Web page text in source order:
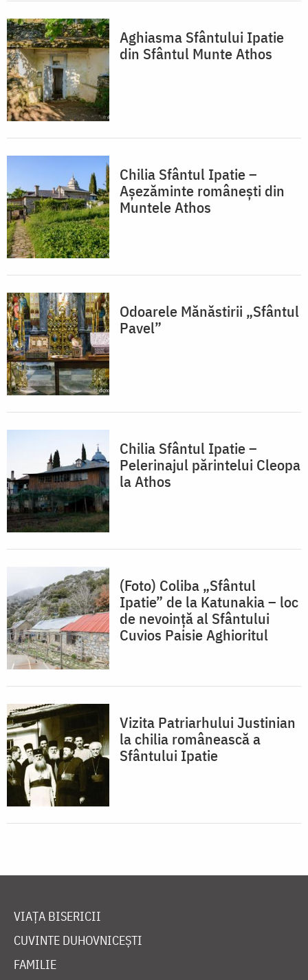
Aghiasma Sfântului Ipatie
din Sfântul Munte Athos
Chilia Sfântul Ipatie –
Așezăminte românești din
Muntele Athos
Odoarele Mănăstirii „Sfântul
Pavel”
Chilia Sfântul Ipatie –
Pelerinajul părintelui Cleopa
la Athos
(Foto) Coliba „Sfântul
Ipatie” de la Katunakia – loc
de nevoinţă al Sfântului
Cuvios Paisie Aghioritul
Vizita Patriarhului Justinian
la chilia românească a
Sfântului Ipatie
VIAȚA BISERICII
CUVINTE DUHOVNICEȘTI
FAMILIE